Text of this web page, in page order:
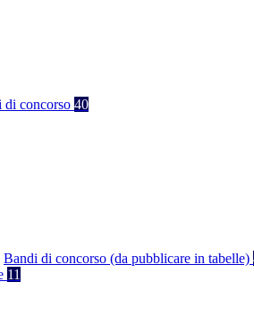
di concorso 40
Bandi di concorso (da pubblicare in tabelle)
11